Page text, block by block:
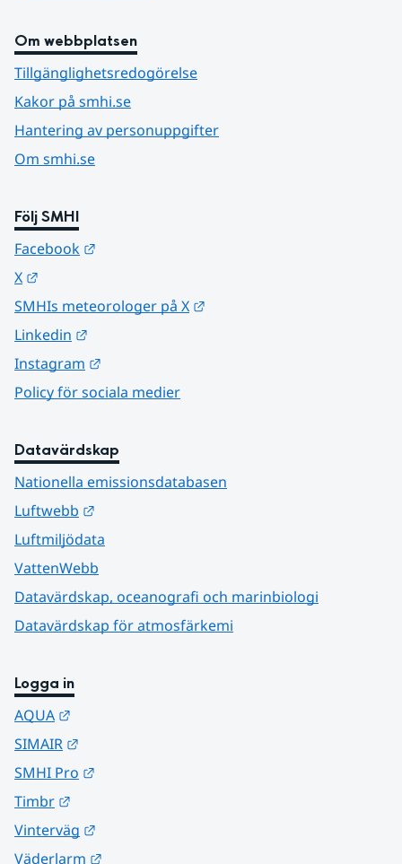
Om webbplatsen
Tillgänglighetsredogörelse
Kakor på smhi.se
Hantering av personuppgifter
Om smhi.se
Följ SMHI
Facebook
X
SMHIs meteorologer på X
Linkedin
Instagram
Policy för sociala medier
Datavärdskap
Nationella emissionsdatabasen
Luftwebb
Luftmiljödata
VattenWebb
Datavärdskap, oceanografi och marinbiologi
Datavärdskap för atmosfärkemi
Logga in
AQUA
SIMAIR
SMHI Pro
Timbr
Vinterväg
Väderlarm